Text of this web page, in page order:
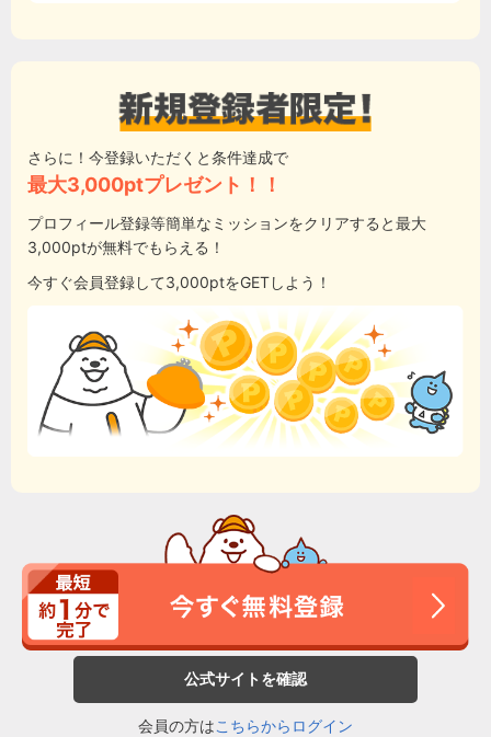
さらに！今登録いただくと条件達成で
最大3,000ptプレゼント！！
プロフィール登録等簡単なミッションをクリアすると最大
3,000ptが無料でもらえる！
今すぐ会員登録して3,000ptをGETしよう！
公式サイトを確認
会員の方はこちらからログイン